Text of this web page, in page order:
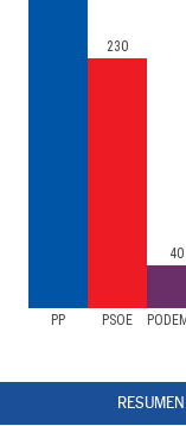
PP PSOE
230
40